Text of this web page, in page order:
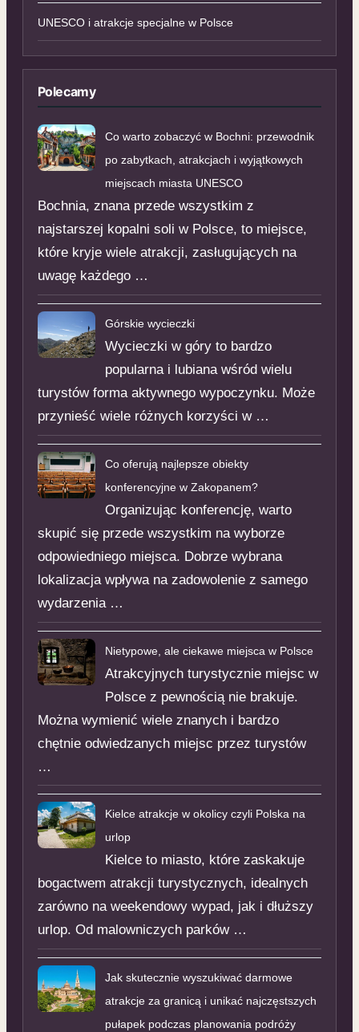
UNESCO i atrakcje specjalne w Polsce
Polecamy
Co warto zobaczyć w Bochni: przewodnik
po zabytkach, atrakcjach i wyjątkowych
miejscach miasta UNESCO
Bochnia, znana przede wszystkim z
najstarszej kopalni soli w Polsce, to miejsce,
które kryje wiele atrakcji, zasługujących na
uwagę każdego …
Górskie wycieczki
Wycieczki w góry to bardzo
popularna i lubiana wśród wielu
turystów forma aktywnego wypoczynku. Może
przynieść wiele różnych korzyści w …
Co oferują najlepsze obiekty
konferencyjne w Zakopanem?
Organizując konferencję, warto
skupić się przede wszystkim na wyborze
odpowiedniego miejsca. Dobrze wybrana
lokalizacja wpływa na zadowolenie z samego
wydarzenia …
Nietypowe, ale ciekawe miejsca w Polsce
Atrakcyjnych turystycznie miejsc w
Polsce z pewnością nie brakuje.
Można wymienić wiele znanych i bardzo
chętnie odwiedzanych miejsc przez turystów
…
Kielce atrakcje w okolicy czyli Polska na
urlop
Kielce to miasto, które zaskakuje
bogactwem atrakcji turystycznych, idealnych
zarówno na weekendowy wypad, jak i dłuższy
urlop. Od malowniczych parków …
Jak skutecznie wyszukiwać darmowe
atrakcje za granicą i unikać najczęstszych
pułapek podczas planowania podróży